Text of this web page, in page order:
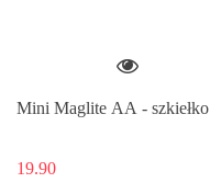
Mini Maglite AA - szkiełko
19.90